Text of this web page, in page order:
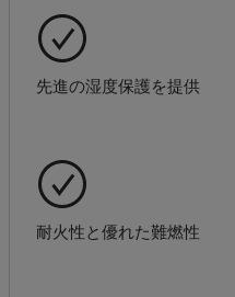
先進の湿度保護を提供
耐火性と優れた難燃性